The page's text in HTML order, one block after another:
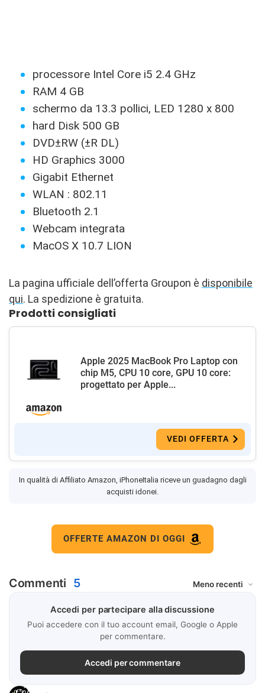
processore Intel Core i5 2.4 GHz
RAM 4 GB
schermo da 13.3 pollici, LED 1280 x 800
hard Disk 500 GB
DVD±RW (±R DL)
HD Graphics 3000
Gigabit Ethernet
WLAN : 802.11
Bluetooth 2.1
Webcam integrata
MacOS X 10.7 LION
La pagina ufficiale dell’offerta Groupon è disponibile
qui. La spedizione è gratuita.
Prodotti consigliati
Apple 2025 MacBook Pro Laptop con
chip M5, CPU 10 core, GPU 10 core:
progettato per Apple...
VEDI OFFERTA
In qualità di Affiliato Amazon, iPhoneItalia riceve un guadagno dagli
acquisti idonei.
OFFERTE AMAZON DI OGGI
Commenti 5
Accedi per partecipare alla discussione
Puoi accedere con il tuo account email, Google o Apple
per commentare.
Accedi per commentare